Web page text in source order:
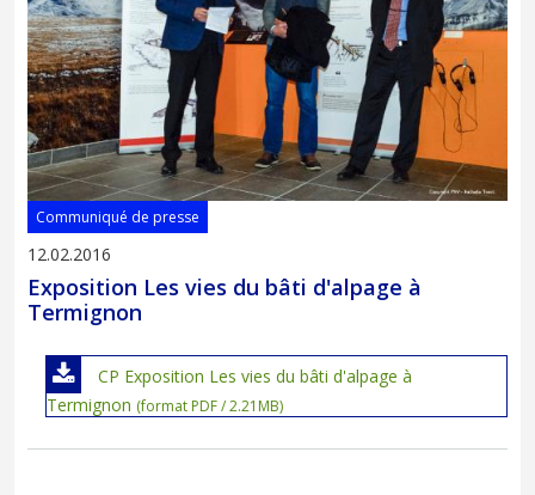
Communiqué de presse
12.02.2016
Exposition Les vies du bâti d'alpage à
Termignon
CP Exposition Les vies du bâti d'alpage à
Termignon (format PDF / 2.21MB)